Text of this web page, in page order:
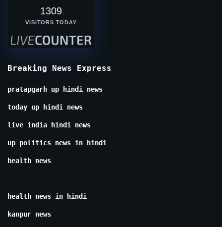
1309
VISITORS TODAY
Breaking News Express
pratapgarh up hindi news
today up hindi news
live india hindi news
up politics news in hindi
health news
health news in hindi
kanpur news